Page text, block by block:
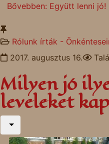
Bővebben: Együtt lenni jó!
Rólunk írták -
2017. augusztus 16.
Milyen jó
leveleket